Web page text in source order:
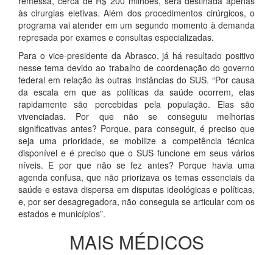
às cirurgias eletivas. Além dos procedimentos cirúrgicos, o
programa vai atender em um segundo momento à demanda
represada por exames e consultas especializadas.
Para o vice-presidente da Abrasco, já há resultado positivo
nesse tema devido ao trabalho de coordenação do governo
federal em relação às outras instâncias do SUS. “Por causa
da escala em que as políticas da saúde ocorrem, elas
rapidamente são percebidas pela população. Elas são
vivenciadas. Por que não se conseguiu melhorias
significativas antes? Porque, para conseguir, é preciso que
seja uma prioridade, se mobilize a competência técnica
disponível e é preciso que o SUS funcione em seus vários
níveis. E por que não se fez antes? Porque havia uma
agenda confusa, que não priorizava os temas essenciais da
saúde e estava dispersa em disputas ideológicas e políticas,
e, por ser desagregadora, não conseguia se articular com os
estados e municípios”.
MAIS MÉDICOS